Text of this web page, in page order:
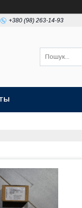
+380 (98) 263-14-93